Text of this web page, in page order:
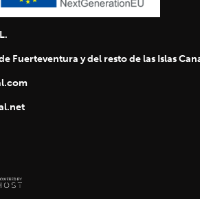
Fuerteventura y del resto de las Islas